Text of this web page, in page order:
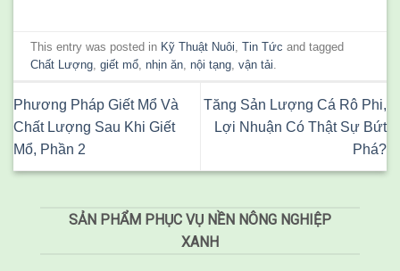
This entry was posted in Kỹ Thuật Nuôi ,Tin Tức and tagged
Chất Lượng ,giết mổ ,nhịn ăn ,nội tạng ,vận tải
Phương Pháp Giết Mổ Và
Chất Lượng Sau Khi Giết
Mổ, Phần 2
Tăng Sản Lượng Cá Rô Phi,
Lợi Nhuận Có Thật Sự Bứt
Phá?
SẢN PHẨM PHỤC VỤ NỀN NÔNG NGHIỆP
XANH